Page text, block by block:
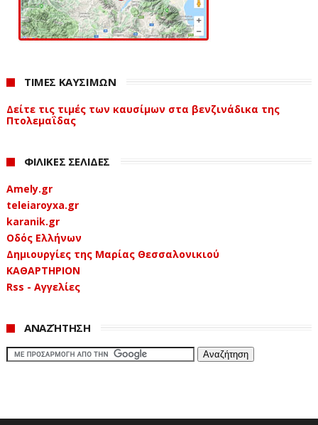
ΤΙΜΕΣ ΚΑΥΣΙΜΩΝ
Δείτε τις τιμές των καυσίμων στα βενζινάδικα της
Πτολεμαΐδας
ΦΙΛΙΚΕΣ ΣΕΛΙΔΕΣ
Amely.gr
teleiaroyxa.gr
karanik.gr
Οδός Ελλήνων
Δημιουργίες της Μαρίας Θεσσαλονικιού
ΚΑΘΑΡΤΗΡΙΟΝ
Rss - Αγγελίες
ΑΝΑΖΉΤΗΣΗ